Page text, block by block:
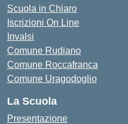
Scuola in Chiaro
Iscrizioni On Line
Invalsi
Comune Rudiano
Comune Roccafranca
Comune Uragodoglio
La Scuola
Presentazione